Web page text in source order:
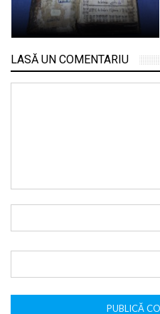
LASĂ UN COMENTARIU